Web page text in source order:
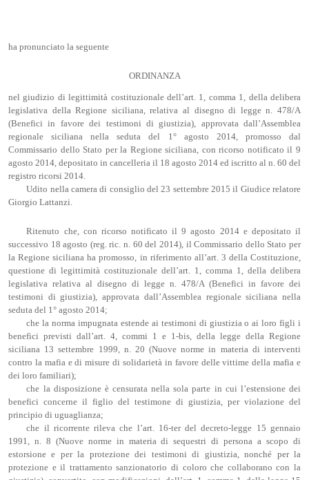
ha pronunciato la seguente
ORDINANZA
nel giudizio di legittimità costituzionale dell’art. 1, comma 1, della delibera
legislativa della Regione siciliana, relativa al disegno di legge n. 478/A
(Benefici in favore dei testimoni di giustizia), approvata dall’Assemblea
regionale siciliana nella seduta del 1° agosto 2014, promosso dal
Commissario dello Stato per la Regione siciliana, con ricorso notificato il 9
agosto 2014, depositato in cancelleria il 18 agosto 2014 ed iscritto al n. 60 del
registro ricorsi 2014.
Udito nella camera di consiglio del 23 settembre 2015 il Giudice relatore
Giorgio Lattanzi.
Ritenuto che, con ricorso notificato il 9 agosto 2014 e depositato il
successivo 18 agosto (reg. ric. n. 60 del 2014), il Commissario dello Stato per
la Regione siciliana ha promosso, in riferimento all’art. 3 della Costituzione,
questione di legittimità costituzionale dell’art. 1, comma 1, della delibera
legislativa relativa al disegno di legge n. 478/A (Benefici in favore dei
testimoni di giustizia), approvata dall’Assemblea regionale siciliana nella
seduta del 1° agosto 2014;
che la norma impugnata estende ai testimoni di giustizia o ai loro figli i
benefici previsti dall’art. 4, commi 1 e 1-bis, della legge della Regione
siciliana 13 settembre 1999, n. 20 (Nuove norme in materia di interventi
contro la mafia e di misure di solidarietà in favore delle vittime della mafia e
dei loro familiari);
che la disposizione è censurata nella sola parte in cui l’estensione dei
benefici concerne il figlio del testimone di giustizia, per violazione del
principio di uguaglianza;
che il ricorrente rileva che l’art. 16-ter del decreto-legge 15 gennaio
1991, n. 8 (Nuove norme in materia di sequestri di persona a scopo di
estorsione e per la protezione dei testimoni di giustizia, nonché per la
protezione e il trattamento sanzionatorio di coloro che collaborano con la